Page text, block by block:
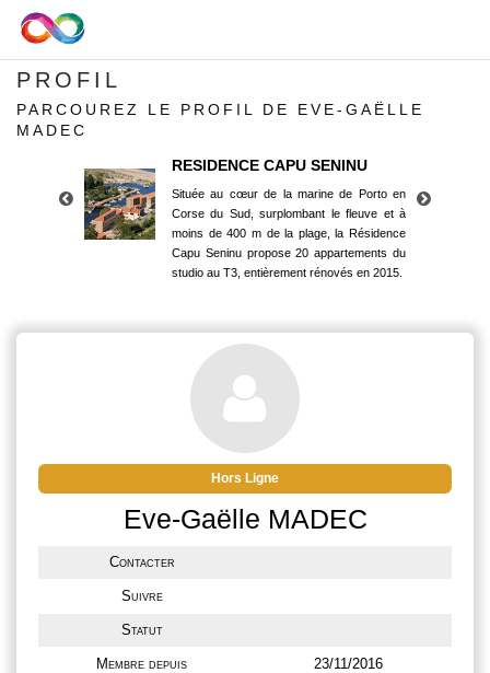
PROFIL
PARCOUREZ LE PROFIL DE EVE-GAËLLE
MADEC
RESIDENCE CAPU SENINU
Située au cœur de la marine de Porto en
Corse du Sud, surplombant le fleuve et à
moins de 400 m de la plage, la Résidence
Capu Seninu propose 20 appartements du
studio au T3, entièrement rénovés en 2015.
Corse du Sud, surplombant le fleuve et à
moins de 400 m de la plage, la Résidence
Capu Seninu propose 20 appartements du
studio au T3, entièrement rénovés en 2015.
Hors Ligne
Eve-Gaëlle MADEC
Contacter
Suivre
Statut
Membre depuis 23/11/2016